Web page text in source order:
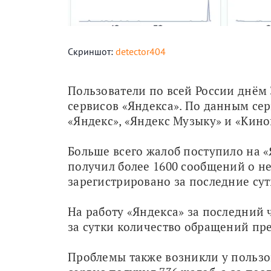
Скриншот: detector404
Пользователи по всей России
сервисов «Яндекса». По данным
«Яндекс», «Яндекс Музыку» и
Больше всего жалоб поступило на
получил более 1600 сообщений о
зарегистрировано за последние
На работу «Яндекса» за последний
за сутки количество обращений
Проблемы также возникли у